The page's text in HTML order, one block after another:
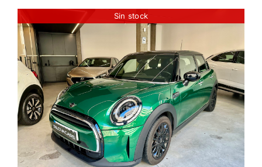
Sin stock
MINI COOPER
20.950€